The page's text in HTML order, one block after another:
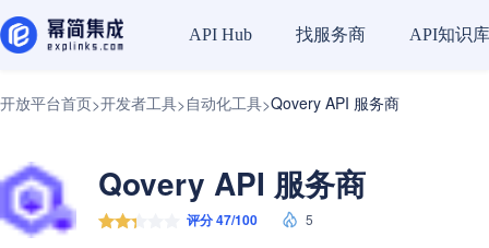
API Hub 找服务商 API知识库
开放平台首页>开发者工具>自动化工具>Qovery API 服务商
Qovery API 服务商
评分 47/100 5